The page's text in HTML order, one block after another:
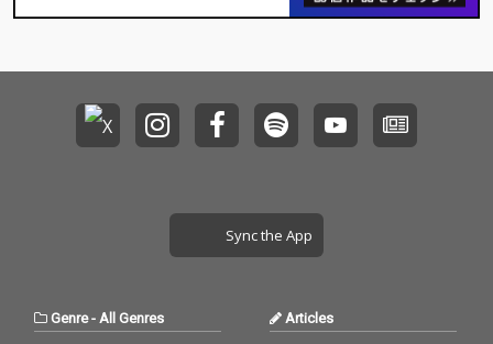
Sync the App
Genre- All Genres Articles